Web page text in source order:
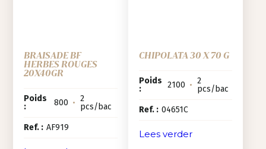
BRAISADE BF
HERBES ROUGES
20X40GR
Poids
:
800 • 2
pcs/bac
Ref. : AF919
CHIPOLATA 30 X 70 G
Poids
:
2100 • 2
pcs/bac
Ref. : 04651C
Lees verder